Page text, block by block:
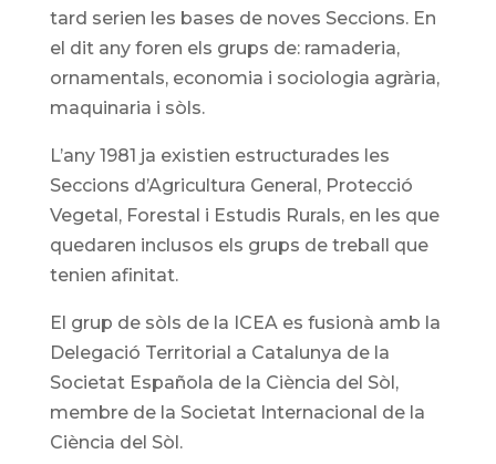
tard serien les bases de noves Seccions. En
el dit any foren els grups de: ramaderia,
ornamentals, economia i sociologia agrària,
maquinaria i sòls.
L’any 1981 ja existien estructurades les
Seccions d’Agricultura General, Protecció
Vegetal, Forestal i Estudis Rurals, en les que
quedaren inclusos els grups de treball que
tenien afinitat.
El grup de sòls de la ICEA es fusionà amb la
Delegació Territorial a Catalunya de la
Societat Española de la Ciència del Sòl,
membre de la Societat Internacional de la
Ciència del Sòl.